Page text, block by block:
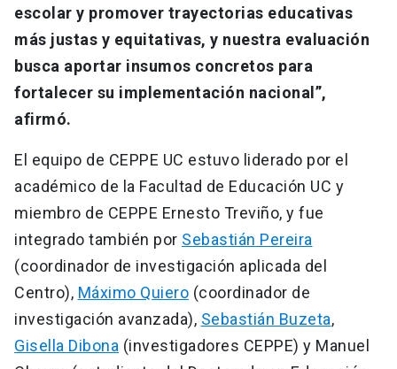
escolar y promover trayectorias educativas
más justas y equitativas, y nuestra evaluación
busca aportar insumos concretos para
fortalecer su implementación nacional”,
afirmó.
El equipo de CEPPE UC estuvo liderado por el
académico de la Facultad de Educación UC y
miembro de CEPPE Ernesto Treviño, y fue
integrado también por Sebastián Pereira
(coordinador de investigación aplicada del
Centro), Máximo Quiero (coordinador de
investigación avanzada), Sebastián Buzeta,
Gisella Dibona (investigadores CEPPE) y Manuel